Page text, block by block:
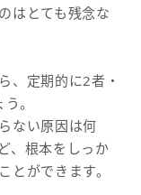
はとても残念な
、定期的に2者・
。
ない原因は何
、根本をしっか
とができます。